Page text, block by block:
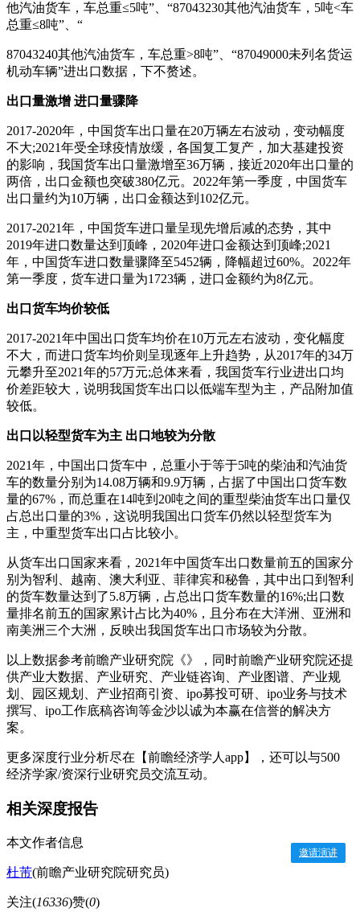
他汽油货车，车总重≤5吨”、“87043230其他汽油货车，5吨<车
总重≤8吨”、“
87043240其他汽油货车，车总重>8吨”、“87049000未列名货运
机动车辆”进出口数据，下不赘述。
出口量激增 进口量骤降
2017-2020年，中国货车出口量在20万辆左右波动，变动幅度
不大;2021年受全球疫情放缓，各国复工复产，加大基建投资
的影响，我国货车出口量激增至36万辆，接近2020年出口量的
两倍，出口金额也突破380亿元。2022年第一季度，中国货车
出口量约为10万辆，出口金额达到102亿元。
2017-2021年，中国货车进口量呈现先增后减的态势，其中
2019年进口数量达到顶峰，2020年进口金额达到顶峰;2021
年，中国货车进口数量骤降至5452辆，降幅超过60%。2022年
第一季度，货车进口量为1723辆，进口金额约为8亿元。
出口货车均价较低
2017-2021年中国出口货车均价在10万元左右波动，变化幅度
不大，而进口货车均价则呈现逐年上升趋势，从2017年的34万
元攀升至2021年的57万元;总体来看，我国货车行业进出口均
价差距较大，说明我国货车出口以低端车型为主，产品附加值
较低。
出口以轻型货车为主 出口地较为分散
2021年，中国出口货车中，总重小于等于5吨的柴油和汽油货
车的数量分别为14.08万辆和9.9万辆，占据了中国出口货车数
量的67%，而总重在14吨到20吨之间的重型柴油货车出口量仅
占总出口量的3%，这说明我国出口货车仍然以轻型货车为
主，中重型货车出口占比较小。
从货车出口国家来看，2021年中国货车出口数量前五的国家分
别为智利、越南、澳大利亚、菲律宾和秘鲁，其中出口到智利
的货车数量达到了5.8万辆，占总出口货车数量的16%;出口数
量排名前五的国家累计占比为40%，且分布在大洋洲、亚洲和
南美洲三个大洲，反映出我国货车出口市场较为分散。
以上数据参考前瞻产业研究院《》，同时前瞻产业研究院还提
供产业大数据、产业研究、产业链咨询、产业图谱、产业规
划、园区规划、产业招商引资、ipo募投可研、ipo业务与技术
撰写、ipo工作底稿咨询等金沙以诚为本赢在信誉的解决方
案。
更多深度行业分析尽在【前瞻经济学人app】，还可以与500
经济学家/资深行业研究员交流互动。
相关深度报告
本文作者信息
杜芾(前瞻产业研究院研究员)
关注(16336)赞(0)
邀请演讲